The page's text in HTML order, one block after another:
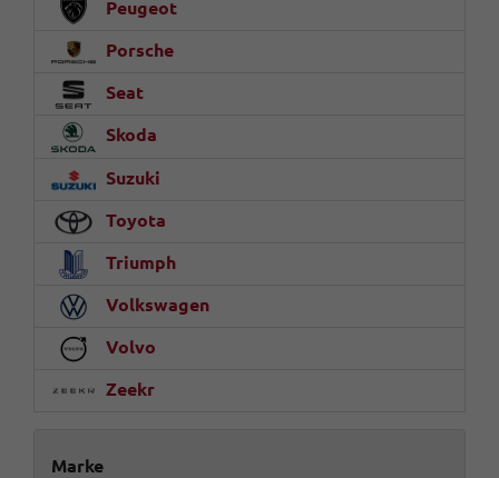
Peugeot
Porsche
Seat
Skoda
Suzuki
Toyota
Triumph
Volkswagen
Volvo
Zeekr
Marke